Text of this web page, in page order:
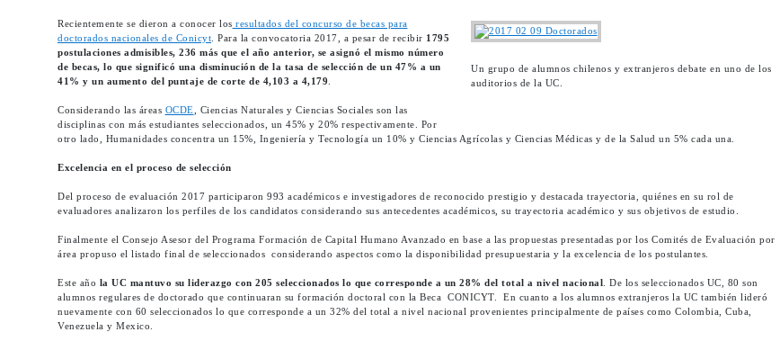
Un grupo de alumnos chilenos y extranjeros debate en uno de los
auditorios de la UC.
Recientemente se dieron a conocer los resultados del concurso de becas para
doctorados nacionales de Conicyt . Para la convocatoria 2017, a pesar de recibir 1795
postulaciones admisibles, 236 más que el año anterior, se asignó el mismo número
de becas, lo que significó una disminución de la tasa de selección de un 47% a un
41% y un aumento del puntaje de corte de 4,103 a 4,179
Considerando las áreas OCDE , Ciencias Naturales y Ciencias Sociales son las
disciplinas con más estudiantes seleccionados, un 45% y 20% respectivamente. Por
otro lado, Humanidades concentra un 15%, Ingeniería y Tecnología un 10% y Ciencias Agrícolas y Ciencias Médicas y de la Salud un 5% cada una.
Excelencia en el proceso de selección
Del proceso de evaluación 2017 participaron 993 académicos e investigadores de reconocido prestigio y destacada trayectoria, quiénes en su rol de
evaluadores analizaron los perfiles de los candidatos considerando sus antecedentes académicos, su trayectoria académico y sus objetivos de estudio.
Finalmente el Consejo Asesor del Programa Formación de Capital Humano Avanzado en base a las propuestas presentadas por los Comités de Evaluación por
área propuso el listado final de seleccionados considerando aspectos como la disponibilidad presupuestaria y la excelencia de los postulantes.
Este año la UC mantuvo su liderazgo con 205 seleccionados lo que corresponde a un 28% del total a nivel nacional
. De los seleccionados UC, 80 son
alumnos regulares de doctorado que continuaran su formación doctoral con la Beca CONICYT. En cuanto a los alumnos extranjeros la UC también lideró
nuevamente con 60 seleccionados lo que corresponde a un 32% del total a nivel nacional provenientes principalmente de países como Colombia, Cuba,
Venezuela y Mexico.